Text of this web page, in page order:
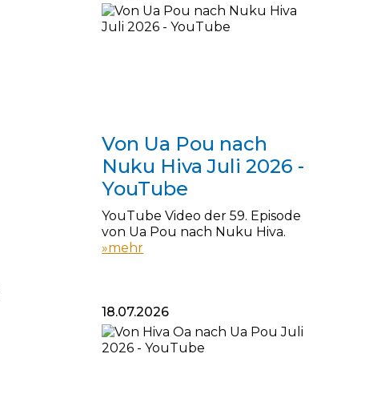
Von Ua Pou nach
Nuku Hiva Juli 2026 -
YouTube
YouTube Video der 59. Episode
von Ua Pou nach Nuku Hiva.
»mehr
18.07.2026